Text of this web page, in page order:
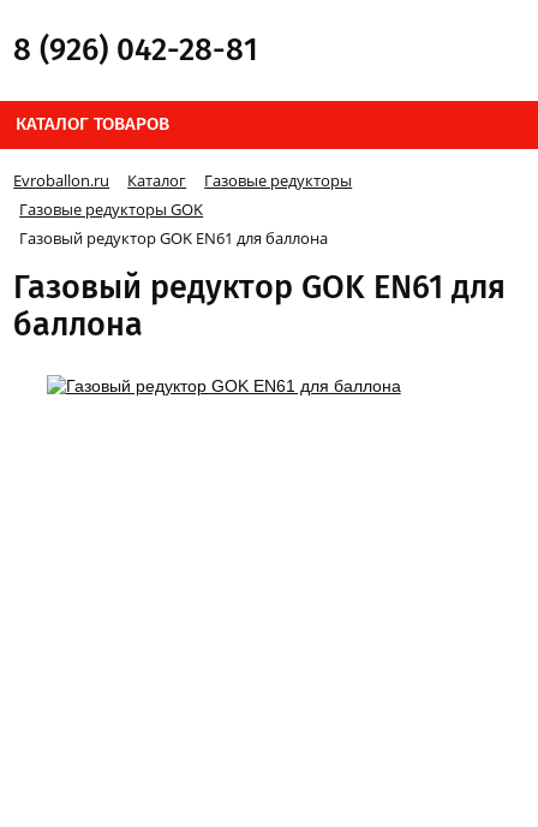
8 (926) 042-28-81
КАТАЛОГ ТОВАРОВ
Evroballon.ru Каталог
Газовые редукторы
Газовые редукторы GOK
Газовый редуктор GOK EN61 для баллона
Газовый редуктор GOK EN61 для
баллона